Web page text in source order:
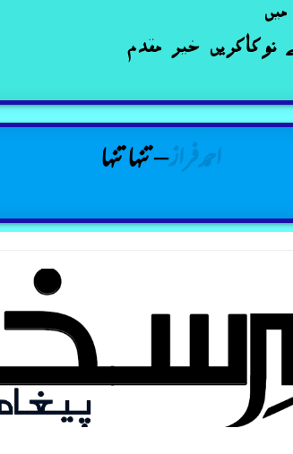
نوکاکریں خیر مقدم
احمدفراز– تنہا تنہا